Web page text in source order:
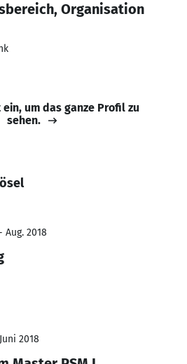
Organisation
ein, um das ganze Profil zu
sehen.
Aug. 2018
2018